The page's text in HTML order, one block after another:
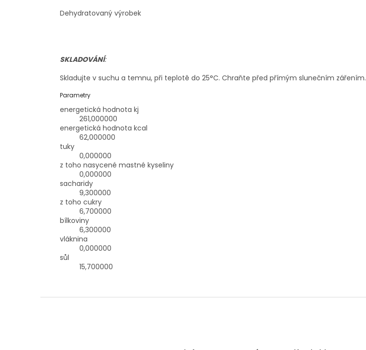
Dehydratovaný výrobek
SKLADOVÁNÍ:
Skladujte v suchu a temnu, při teplotě do 25°C. Chraňte před přímým slunečním zářením.
Parametry
energetická hodnota kj
261,000000
energetická hodnota kcal
62,000000
tuky
0,000000
z toho nasycené mastné kyseliny
0,000000
sacharidy
9,300000
z toho cukry
6,700000
bílkoviny
6,300000
vláknina
0,000000
sůl
15,700000